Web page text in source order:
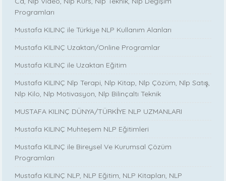
Programları
Mustafa KILINÇ ile Türkiye NLP Kullanım Alanları
Mustafa KILINÇ Uzaktan/Online Programlar
Mustafa KILINÇ ile Uzaktan Eğitim
Mustafa KILINÇ Nlp Terapi, Nlp Kitap, Nlp Çözüm, Nlp Satış,
Nlp Kilo, Nlp Motivasyon, Nlp Bilinçaltı Teknik
MUSTAFA KILINÇ DÜNYA/TÜRKİYE NLP UZMANLARI
Mustafa KILINÇ Muhteşem NLP Eğitimleri
Mustafa KILINÇ ile Bireysel Ve Kurumsal Çözüm
Programları
Mustafa KILINÇ NLP, NLP Eğitim, NLP Kitapları, NLP